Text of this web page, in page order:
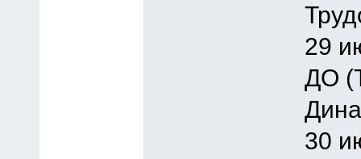
29
ДО
30